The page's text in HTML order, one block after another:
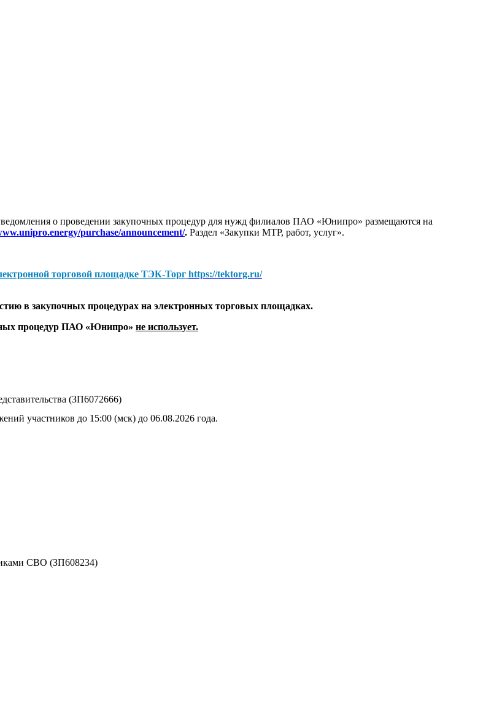
о проведении закупочных процедур для нужд филиалов ПАО «Юнипро» размещаются на
purchase/announcement/. Раздел «Закупки МТР, работ, услуг».
торговой площадке ТЭК-Торг https://tektorg.ru/
в закупочных процедурах на электронных торговых площадках.
процедур ПАО «Юнипро» не использует.
(ЗП6072666)
участников до 15:00 (мск) до 06.08.2026 года.
СВО (ЗП608234)